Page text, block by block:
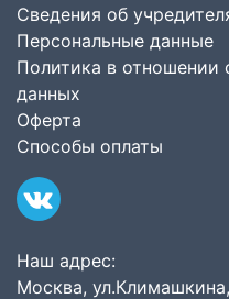
Сведения об
Персональные данные
Политика в отношении
данных
Оферта
Способы оплаты
Наш адрес:
Москва,